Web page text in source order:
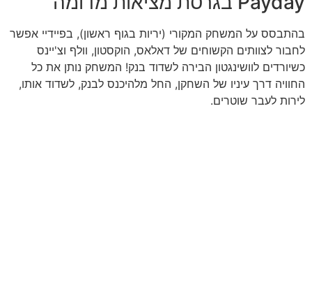
בהתבסס על המשחק המקורי (יריות בגוף ראשון), בפיידיי אפשר
לחבור לצוותים הקשוחים של דאלאס, הוקסטון, וולף וצ'יינס
כשיורדים לוושינגטון הבירה לשדוד בנק! המשחק נותן את כל
החוויה דרך עיניו של השחקן, החל מלהיכנס לבנק, לשדוד אותו,
לירות לעבר שוטרים.